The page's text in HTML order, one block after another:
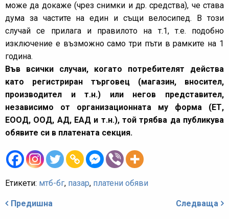
може да докаже (чрез снимки и др. средства), че става
дума за частите на един и същи велосипед. В този
случай се прилага и правилото на т.1, т.е. подобно
изключение е възможно само три пъти в рамките на 1
година.
Във всички случаи, когато потребителят действа
като регистриран търговец (магазин, вносител,
производител и т.н.) или негов представител,
независимо от организационната му форма (ЕТ,
ЕООД, ООД, АД, ЕАД и т.н.), той трябва да публикува
обявите си в платената секция.
Етикети: мтб-бг, пазар, платени обяви
Предишна Следваща